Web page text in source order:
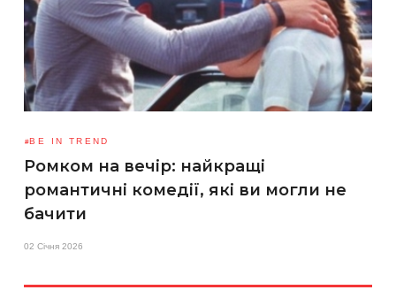
BE IN TREND
Ромком на вечір: найкращі
романтичні комедії, які ви могли не
бачити
02 Січня 2026